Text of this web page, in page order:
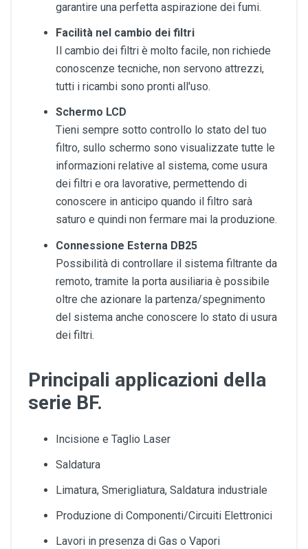
garantire una perfetta aspirazione dei fumi.
Facilità nel cambio dei filtri
Il cambio dei filtri è molto facile, non richiede
conoscenze tecniche, non servono attrezzi,
tutti i ricambi sono pronti all'uso.
Schermo LCD
Tieni sempre sotto controllo lo stato del tuo
filtro, sullo schermo sono visualizzate tutte le
informazioni relative al sistema, come usura
dei filtri e ora lavorative, permettendo di
conoscere in anticipo quando il filtro sarà
saturo e quindi non fermare mai la produzione.
Connessione Esterna DB25
Possibilità di controllare il sistema filtrante da
remoto, tramite la porta ausiliaria è possibile
oltre che azionare la partenza/spegnimento
del sistema anche conoscere lo stato di usura
dei filtri.
Principali applicazioni della
serie BF.
Incisione e Taglio Laser
Saldatura
Limatura, Smerigliatura, Saldatura industriale
Produzione di Componenti/Circuiti Elettronici
Lavori in presenza di Gas o Vapori